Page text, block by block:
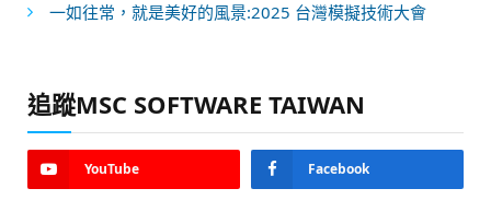
一如往常，就是美好的風景:2025 台灣模擬技術大會
追蹤MSC SOFTWARE TAIWAN
YouTube Facebook